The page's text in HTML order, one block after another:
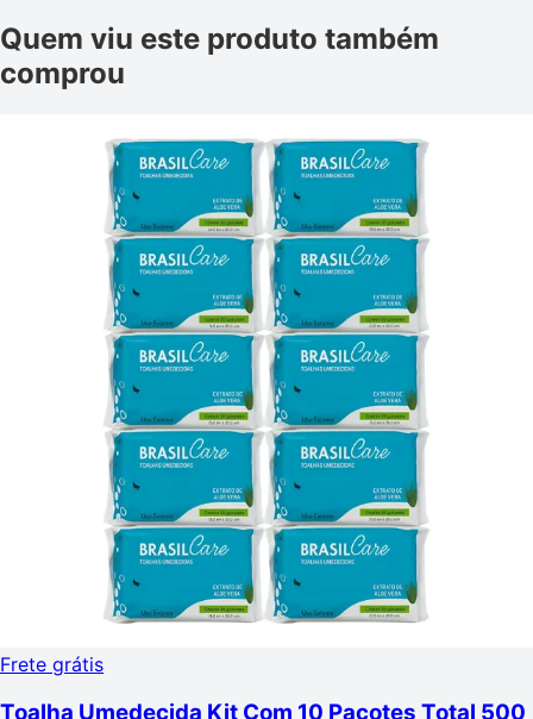
Quem viu este produto também
comprou
Frete grátis
Toalha Umedecida Kit Com 10 Pacotes Total 500